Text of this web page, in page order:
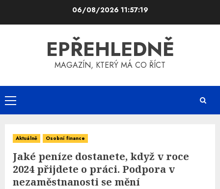
06/08/2026 11:57:19
EPŘEHLEDNĚ
MAGAZÍN, KTERÝ MÁ CO ŘÍCT
Primary
Menu
Aktuálně Osobní finance
Jaké peníze dostanete, když v roce
2024 přijdete o práci. Podpora v
nezaměstnanosti se mění